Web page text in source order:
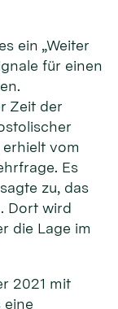
ein „Weiter
für einen
Zeit der
vom
Es
zu, das
Dort wird
die Lage im
2021 mit
eine